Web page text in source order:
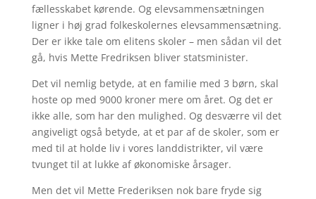
fællesskabet kørende. Og elevsammensætningen
ligner i høj grad folkeskolernes elevsammensætning.
Der er ikke tale om elitens skoler – men sådan vil det
gå, hvis Mette Fredriksen bliver statsminister.
Det vil nemlig betyde, at en familie med 3 børn, skal
hoste op med 9000 kroner mere om året. Og det er
ikke alle, som har den mulighed. Og desværre vil det
angiveligt også betyde, at et par af de skoler, som er
med til at holde liv i vores landdistrikter, vil være
tvunget til at lukke af økonomiske årsager.
Men det vil Mette Frederiksen nok bare fryde sig